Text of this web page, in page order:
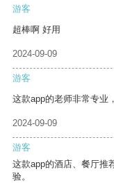
游客
超棒啊 好用
2024-09-09
游客
这款app的老师非常专业
2024-09-09
游客
这款app的酒店、餐厅推
验。